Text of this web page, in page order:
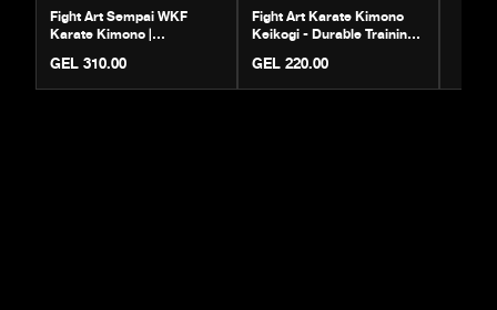
Fight Art Sempai WKF
Karate Kimono |
Competition & Training
Uniform
GEL 310.00
Fight Art Karate Kimono
Keikogi - Durable Training
GEL 220.00